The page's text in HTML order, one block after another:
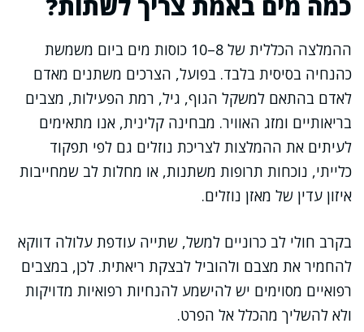
ההמלצה הכללית של 8–10 כוסות מים ביום משמשת
כהנחיה בסיסית בלבד. בפועל, הצרכים משתנים מאדם
לאדם בהתאם למשקל הגוף, גיל, רמת הפעילות, מצבים
בריאותיים ומזג האוויר. מבחינה קלינית, אנו מתאימים
לעיתים את ההמלצות לצריכת נוזלים גם לפי תפקוד
כלייתי, נוכחות תרופות משתנות, או מחלות לב שמחייבות
איזון עדין של מאזן נוזלים.
בקרב חולי לב כרוניים למשל, שתייה עודפת עלולה דווקא
להחמיר את מצבם ולהוביל לבצקת ריאתית. לכן, במצבים
רפואיים מסוימים יש להישמע להנחיות רפואיות מדויקות
ולא להשליך מהכלל אל הפרט.